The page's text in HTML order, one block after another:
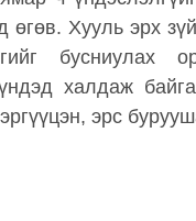
Хууль эрх
бусниулах
халдаж
эрс